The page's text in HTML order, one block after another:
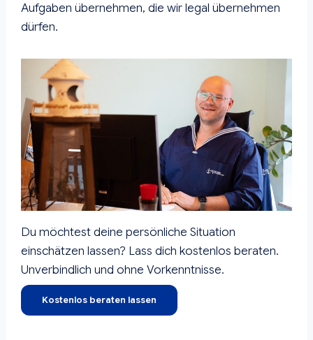
Aufgaben übernehmen, die wir legal übernehmen
dürfen.
Du möchtest deine persönliche Situation
einschätzen lassen? Lass dich kostenlos beraten.
Unverbindlich und ohne Vorkenntnisse.
Kostenlos beraten lassen